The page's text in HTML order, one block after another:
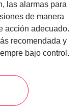
las alarmas para
de manera
acción adecuado.
recomendada y
bajo control.